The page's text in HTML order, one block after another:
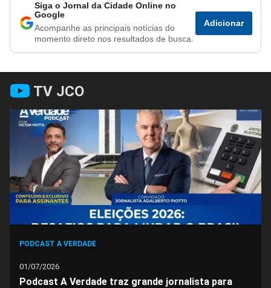
Compartilhar
no
Facebook
Compartilhar
no
Whatsapp
Compartilhar
no
Twitter
Compartilhar
no
Messenger
Compartilhar
no
Telegram
no
Gettr
Siga o Jornal da Cidade Online no
Google
Acompanhe as principais notícias do
momento direto nos resultados de busca.
Adicionar
TV JCO
PODCAST A VERDADE
01/07/2026
Podcast A Verdade traz grande jornalista para